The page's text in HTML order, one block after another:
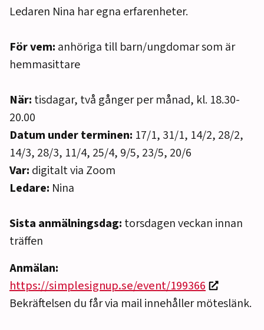
Ledaren Nina har egna erfarenheter.
För vem: anhöriga till barn/ungdomar som är
hemmasittare
När: tisdagar, två gånger per månad, kl. 18.30-
20.00
Datum under terminen: 17/1, 31/1, 14/2, 28/2,
14/3, 28/3, 11/4, 25/4, 9/5, 23/5, 20/6
Var: digitalt via Zoom
Ledare: Nina
Sista anmälningsdag: torsdagen veckan innan
träffen
Anmälan:
https://simplesignup.se/event/199366
Bekräftelsen du får via mail innehåller möteslänk.